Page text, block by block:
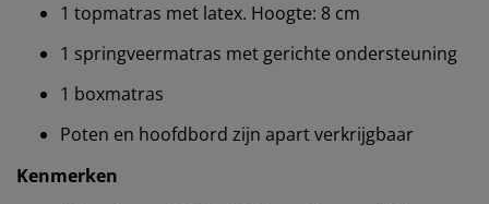
1 topmatras met latex. Hoogte: 8 cm
1 springveermatras met gerichte ondersteuning
1 boxmatras
Poten en hoofdbord zijn apart verkrijgbaar
Kenmerken